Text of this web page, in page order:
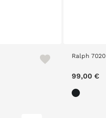
Ralph 7020
99,00 €